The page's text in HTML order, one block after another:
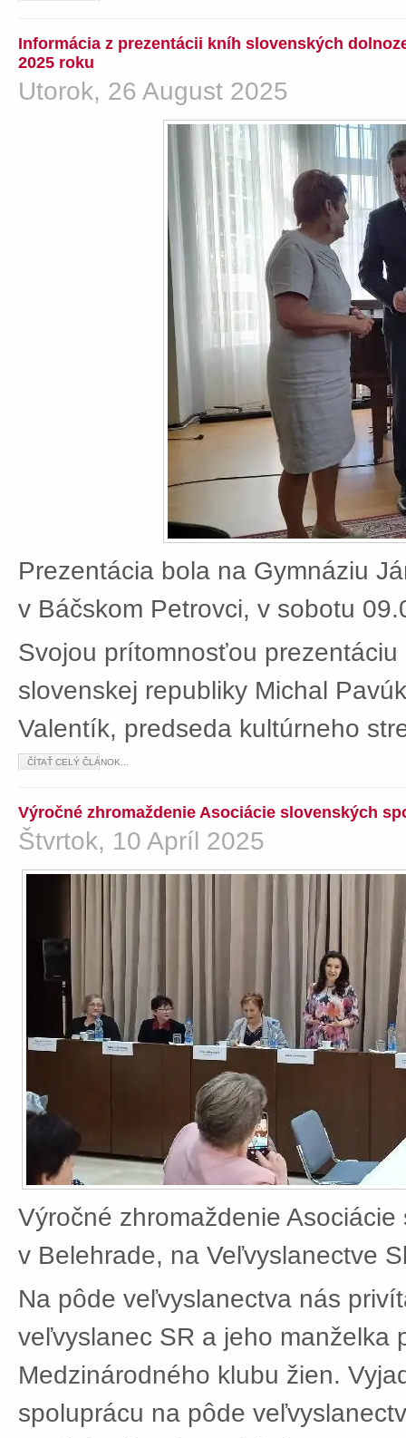
Informácia z prezentácii kníh slovenských
2025 roku
Utorok, 26 August 2025
Prezentácia bola na Gymnáziu
v Báčskom Petrovci, v sobotu
Svojou prítomnosťou
slovenskej republiky Michal
Valentík, predseda kultúrneho
ČÍTAŤ CELÝ ČLÁNOK...
Výročné zhromaždenie Asociácie slovenských
Štvrtok, 10 Apríl 2025
Výročné zhromaždenie
v Belehrade, na Veľvyslanectve
Na pôde veľvyslanectva nás
veľvyslanec SR a jeho manželka
Medzinárodného klubu žien.
spoluprácu na pôde